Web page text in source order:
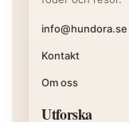
info@hundora.se
Kontakt
Om oss
Utforska